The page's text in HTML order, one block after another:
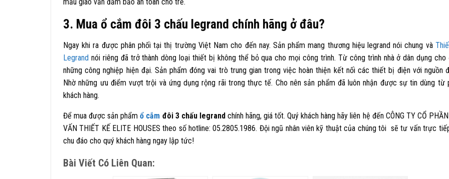
mẫu giáo vẫn đảm bảo an toàn cho trẻ.
3. Mua ổ cắm đôi 3 chấu legrand chính hãng ở đâu?
Ngay khi ra được phân phối tại thị trường Việt Nam cho đến nay. Sản phẩm mang thương hiệu legrand nói chung và
Legrand nói riêng đã trở thành dòng loại thiết bị không thể bỏ qua cho mọi công trình. Từ công trình nhà ở dân dụng cho
những công nghiệp hiện đại. Sản phẩm đóng vai trò trung gian trong việc hoàn thiện kết nối các thiết bị điện với nguồn
Nhờ những ưu điểm vượt trội và ứng dụng rộng rãi trong thực tế. Cho nên sản phẩm đã luôn nhận được sự tin dùng từ
khách hàng.
Để mua được sản phẩmổ cắm đôi 3 chấu legrand chính hãng, giá tốt. Quý khách hàng hãy liên hệ đến CÔNG TY CỔ
VẤN THIẾT KẾ ELITE HOUSES theo số hotline: 05.2805.1986. Đội ngũ nhân viên kỹ thuật của chúng tôi sẽ tư vấn trực
chu đáo cho quý khách hàng ngay lập tức!
Bài Viết Có Liên Quan: